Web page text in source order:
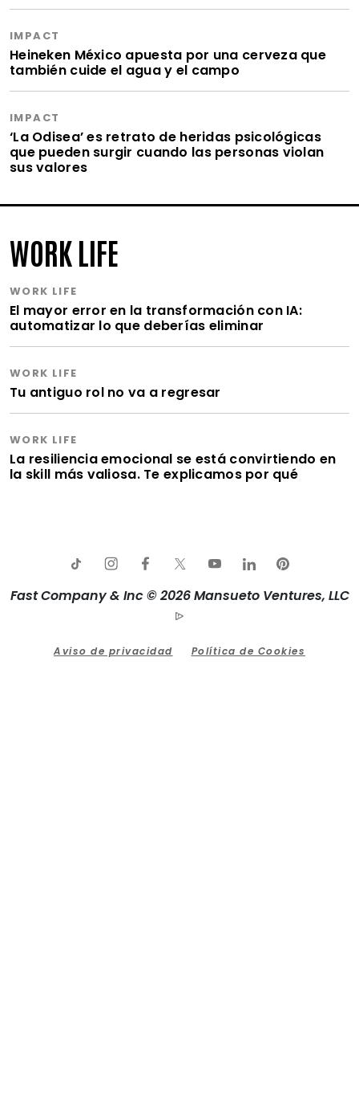
IMPACT
Heineken México apuesta por una cerveza que
también cuide el agua y el campo
IMPACT
‘La Odisea’ es retrato de heridas psicológicas
que pueden surgir cuando las personas violan
sus valores
WORK LIFE
WORK LIFE
El mayor error en la transformación con IA:
automatizar lo que deberías eliminar
WORK LIFE
Tu antiguo rol no va a regresar
WORK LIFE
La resiliencia emocional se está convirtiendo en
la skill más valiosa. Te explicamos por qué
Fast Company & Inc © 2026 Mansueto Ventures, LLC
Aviso de privacidad Política de Cookies